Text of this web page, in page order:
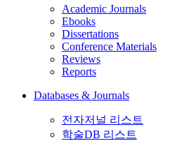
Academic Journals
Ebooks
Dissertations
Conference Materials
Reviews
Reports
Databases & Journals
전자저널 리스트
학술DB 리스트